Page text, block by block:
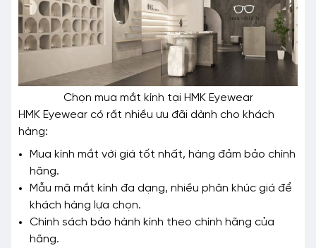
Chọn mua mắt kính tại HMK Eyewear
HMK Eyewear có rất nhiều ưu đãi dành cho khách
hàng:
Mua kính mắt với giá tốt nhất, hàng đảm bảo chính
hãng.
Mẫu mã mắt kính đa dạng, nhiều phân khúc giá để
khách hàng lựa chọn.
Chính sách bảo hành kính theo chính hãng của
hãng.